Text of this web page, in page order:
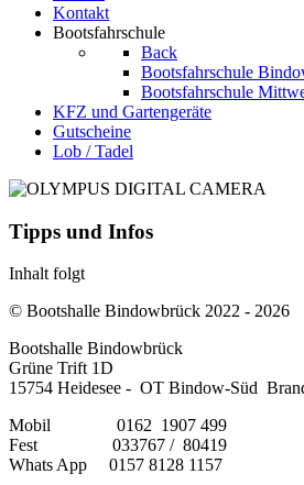
Kontakt
Bootsfahrschule
Back
Bootsfahrschule
Bootsfahrschule
KFZ und Gartengeräte
Gutscheine
Lob / Tadel
Tipps und Infos
Inhalt folgt
© Bootshalle Bindowbrück 2022 - 2026
Bootshalle Bindowbrück
Grüne Trift 1D
15754 Heidesee - OT Bindow-Süd
Mobil 0162 1907 499
Fest 033767 / 80419
Whats App 0157 8128 1157